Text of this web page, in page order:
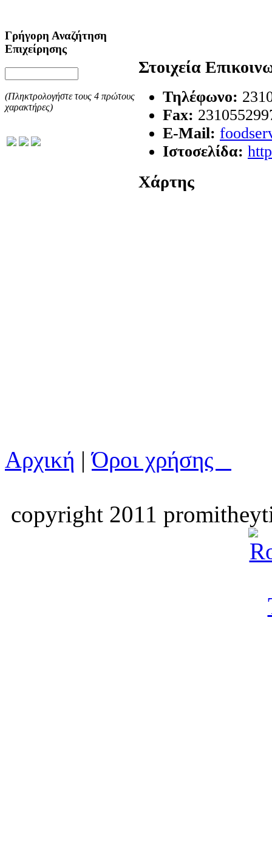
Γρήγορη Αναζήτηση
Επιχείρησης
(Πληκτρολογήστε τους 4 πρώτους
χαρακτήρες)
Στοιχεία
Τηλέφωνο:
Fax:
E-Mail:
Ιστοσελίδα:
Χάρτης
Αρχική |Όροι χρήσης
copyright 2011